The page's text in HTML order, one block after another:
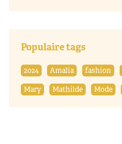
Populaire tags
2024 Amalia fashion
Mary
Mathilde Mode